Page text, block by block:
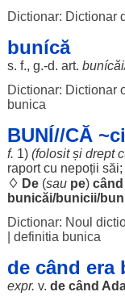
Dictionar: Dictionar
bunícă
s. f., g.-d. art. bunícăi
Dictionar: Dictionar
bunica
BUNÍ//CĂ ~ci
f. 1) (folositși drept
raportcu nepoții săi;
♢ De (sau pe) când
bunicăi/bunicii/
Dictionar: Noul
definitia bunica
de când era
expr. v. de când